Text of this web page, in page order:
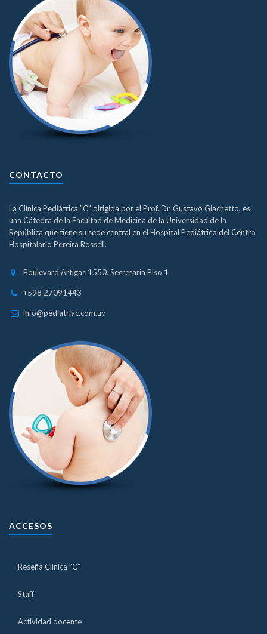
CONTACTO
La Clínica Pediátrica "C" dirigida por el Prof. Dr. Gustavo Giachetto, es
una Cátedra de la Facultad de Medicina de la Universidad de la
República que tiene su sede central en el Hospital Pediátrico del Centro
Hospitalario Pereira Rossell.
Boulevard Artigas 1550. Secretaria Piso 1
+598 27091443
info@pediatriac.com.uy
ACCESOS
Reseña Clínica "C"
Staff
Actividad docente